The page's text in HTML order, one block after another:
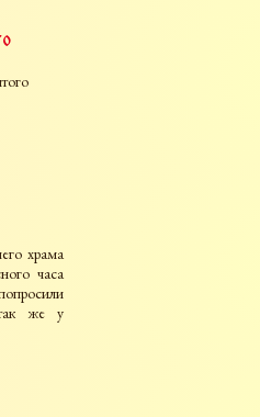
храма
часа
же у